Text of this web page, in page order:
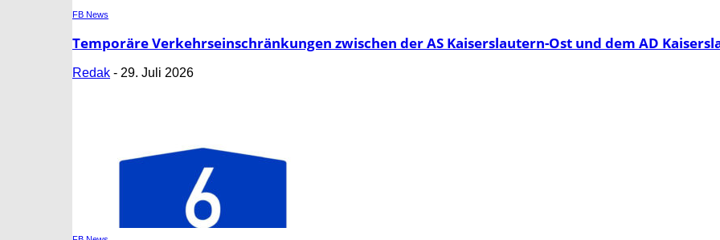
FB News
Temporäre Verkehrseinschränkungen zwischen der AS Kaiserslautern-Ost und dem AD
Redak - 29. Juli 2026